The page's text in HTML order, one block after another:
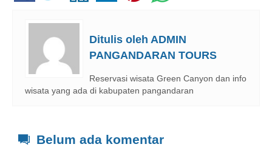
Ditulis oleh ADMIN
PANGANDARAN TOURS
Reservasi wisata Green Canyon dan info
wisata yang ada di kabupaten pangandaran
Belum ada komentar